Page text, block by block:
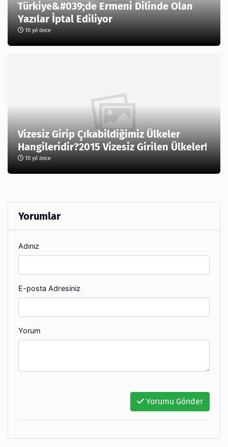
Türkiye&#039;de Ermeni Dilinde Olan
Yazılar İptal Ediliyor
10 yıl önce
Vizesiz Girip Çıkabildiğimiz Ülkeler
Hangileridir?2015 Vizesiz Girilen Ülkeler!
10 yıl önce
Yorumlar
Adınız
E-posta Adresiniz
Yorum
Yorumu Gönder